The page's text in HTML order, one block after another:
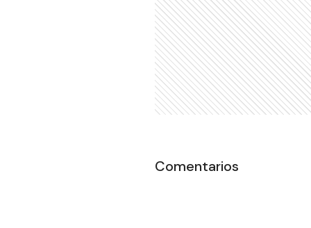
Comentarios